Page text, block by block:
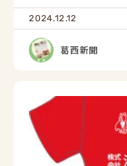
2024.12.12
葛西新聞